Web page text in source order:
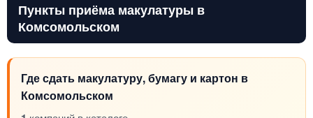
Пункты приёма макулатуры в
Комсомольском
Где сдать макулатуру, бумагу и картон в
Комсомольском